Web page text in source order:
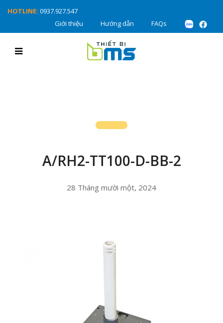
HOTLINE: 0937.927.547
Giới thiệu
Hướng dẫn FAQs
A/RH2-TT100-D-BB-2
28 Tháng mười một, 2024